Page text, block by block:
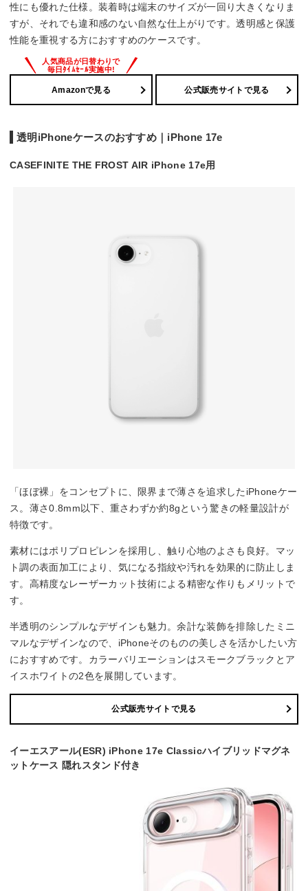
性にも優れた仕様。装着時は端末のサイズが一回り大きくなりま
すが、それでも違和感のない自然な仕上がりです。透明感と保護
性能を重視する方におすすめのケースです。
Amazonで見る 公式販売サイトで見る
透明iPhoneケースのおすすめ｜iPhone 17e
CASEFINITE THE FROST AIR iPhone 17e用
「ほぼ裸」をコンセプトに、限界まで薄さを追求したiPhoneケー
ス。薄さ0.8mm以下、重さわずか約8gという驚きの軽量設計が
特徴です。
素材にはポリプロピレンを採用し、触り心地のよさも良好。マッ
ト調の表面加工により、気になる指紋や汚れを効果的に防止しま
す。高精度なレーザーカット技術による精密な作りもメリットで
す。
半透明のシンプルなデザインも魅力。余計な装飾を排除したミニ
マルなデザインなので、iPhoneそのものの美しさを活かしたい方
におすすめです。カラーバリエーションはスモークブラックとア
イスホワイトの2色を展開しています。
公式販売サイトで見る
イーエスアール(ESR) iPhone 17e Classicハイブリッドマグネ
ットケース 隠れスタンド付き